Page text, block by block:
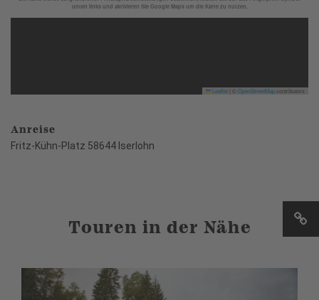
unten links und aktivieren Sie Google Maps um die Karte zu nutzen.
Leaflet OpenStreetMapcontributors
Anreise
Fritz-Kühn-Platz 58644 Iserlohn
Touren in der Nähe